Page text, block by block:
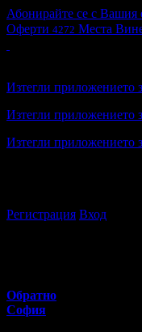
Абонирайте се с Вашия
Оферти 4272 Места
Изтегли приложението
Изтегли приложението
Изтегли приложението
Регистрация Вход
Обратно
София